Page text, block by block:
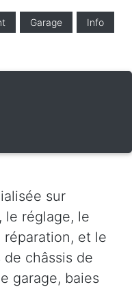
Garage Info
sur
le réglage, le
réparation, et le
châssis de
garage, baies